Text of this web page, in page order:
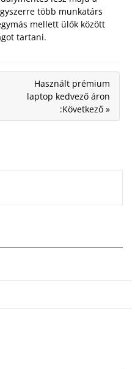
több munkatárs
mellett ülők között
tartani.
Használt prémium
laptop kedvező áron
:Következő »